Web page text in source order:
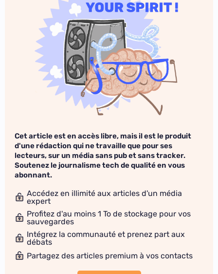
Cet article est en accès libre, mais il est le produit
d'une rédaction qui ne travaille que pour ses
lecteurs, sur un média sans pub et sans tracker.
Soutenez le journalisme tech de qualité en vous
abonnant.
Accédez en illimité aux articles d'un média
expert
Profitez d'au moins 1 To de stockage pour vos
sauvegardes
Intégrez la communauté et prenez part aux
débats
Partagez des articles premium à vos contacts